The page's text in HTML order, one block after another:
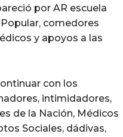
por AR escuela
comedores
y apoyos a las
con los
intimidadores,
de la Nación, Médicos
Sociales, dádivas,